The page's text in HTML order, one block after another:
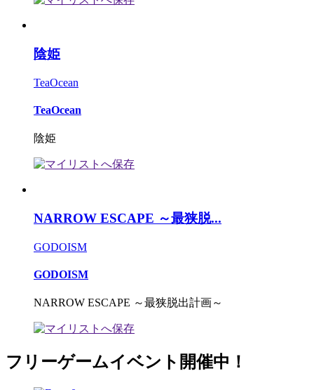
陰姫
TeaOcean
TeaOcean
陰姫
NARROW ESCAPE ～最狭脱...
GODOISM
GODOISM
NARROW ESCAPE ～最狭脱出計画～
フリーゲームイベント開催中！